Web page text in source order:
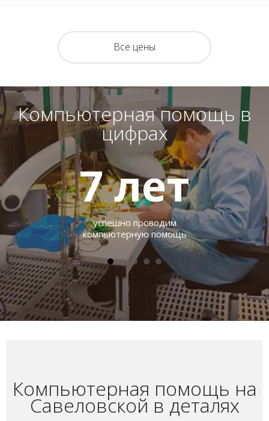
Все цены
Компьютерная помощь в
цифрах
7лет
успешно проводим
компьютерную помощь
Компьютерная помощь на
Савеловской в деталях